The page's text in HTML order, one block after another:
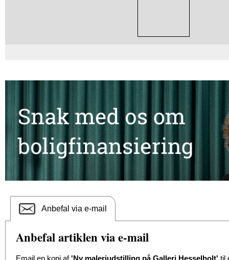
Anbefal via e-mail
Anbefal artiklen via e-mail
Email en kopi af'Ny maleriudstilling på Galleri Hesselholt' til